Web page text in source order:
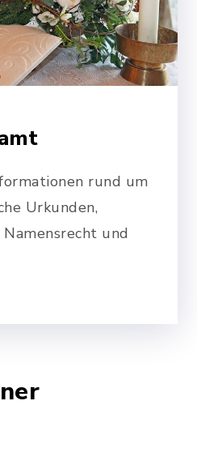
rund um
Urkunden,
und